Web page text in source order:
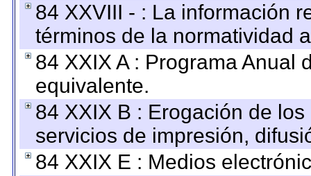
84 XXVIII - : La información
términos de la normatividad
84 XXIX A : Programa Anual
equivalente.
84 XXIX B : Erogación de
servicios de impresión,
84 XXIX E : Medios